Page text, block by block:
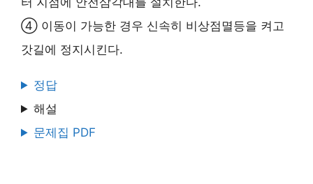
④ 이동이 가능한 경우 신속히 비상점멸등을 켜고
갓길에 정지시킨다.
정답
해설
문제집 PDF